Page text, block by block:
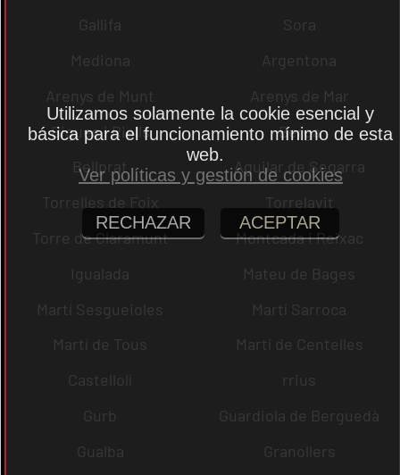
Gallifa
Sora
Mediona
Argentona
Arenys de Munt
Arenys de Mar
Bigues i Riells
Berga
Bellprat
Aguilar de Segarra
Torrelles de Foix
Torrelavit
Torre de Claramunt
Montcada i Reixac
Igualada
Mateu de Bages
Martí Sesgueioles
Martí Sarroca
Martí de Tous
Martí de Centelles
Castellolí
rrius
Gurb
Guardiola de Berguedà
Gualba
Granollers
Utilizamos solamente la cookie esencial y
básica para el funcionamiento mínimo de esta
web.
Ver políticas y gestión de cookies
RECHAZAR ACEPTAR